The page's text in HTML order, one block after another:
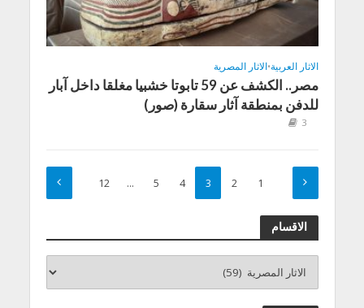
الاثار العربية•الاثار المصرية
مصر.. الكشف عن 59 تابوتا خشبيا مغلقا داخل آبار
للدفن بمنطقة آثار سقارة (صور)
3
1
2
3
4
5
…
12
الاقسام